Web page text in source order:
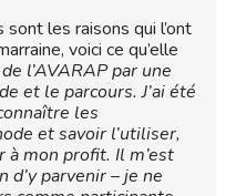
les raisons qui l’ont
voici ce qu’elle
l’AVARAP par une
et le parcours. J’ai été
les
et savoir l’utiliser,
à mon profit. Il m’est
d’y parvenir – je ne